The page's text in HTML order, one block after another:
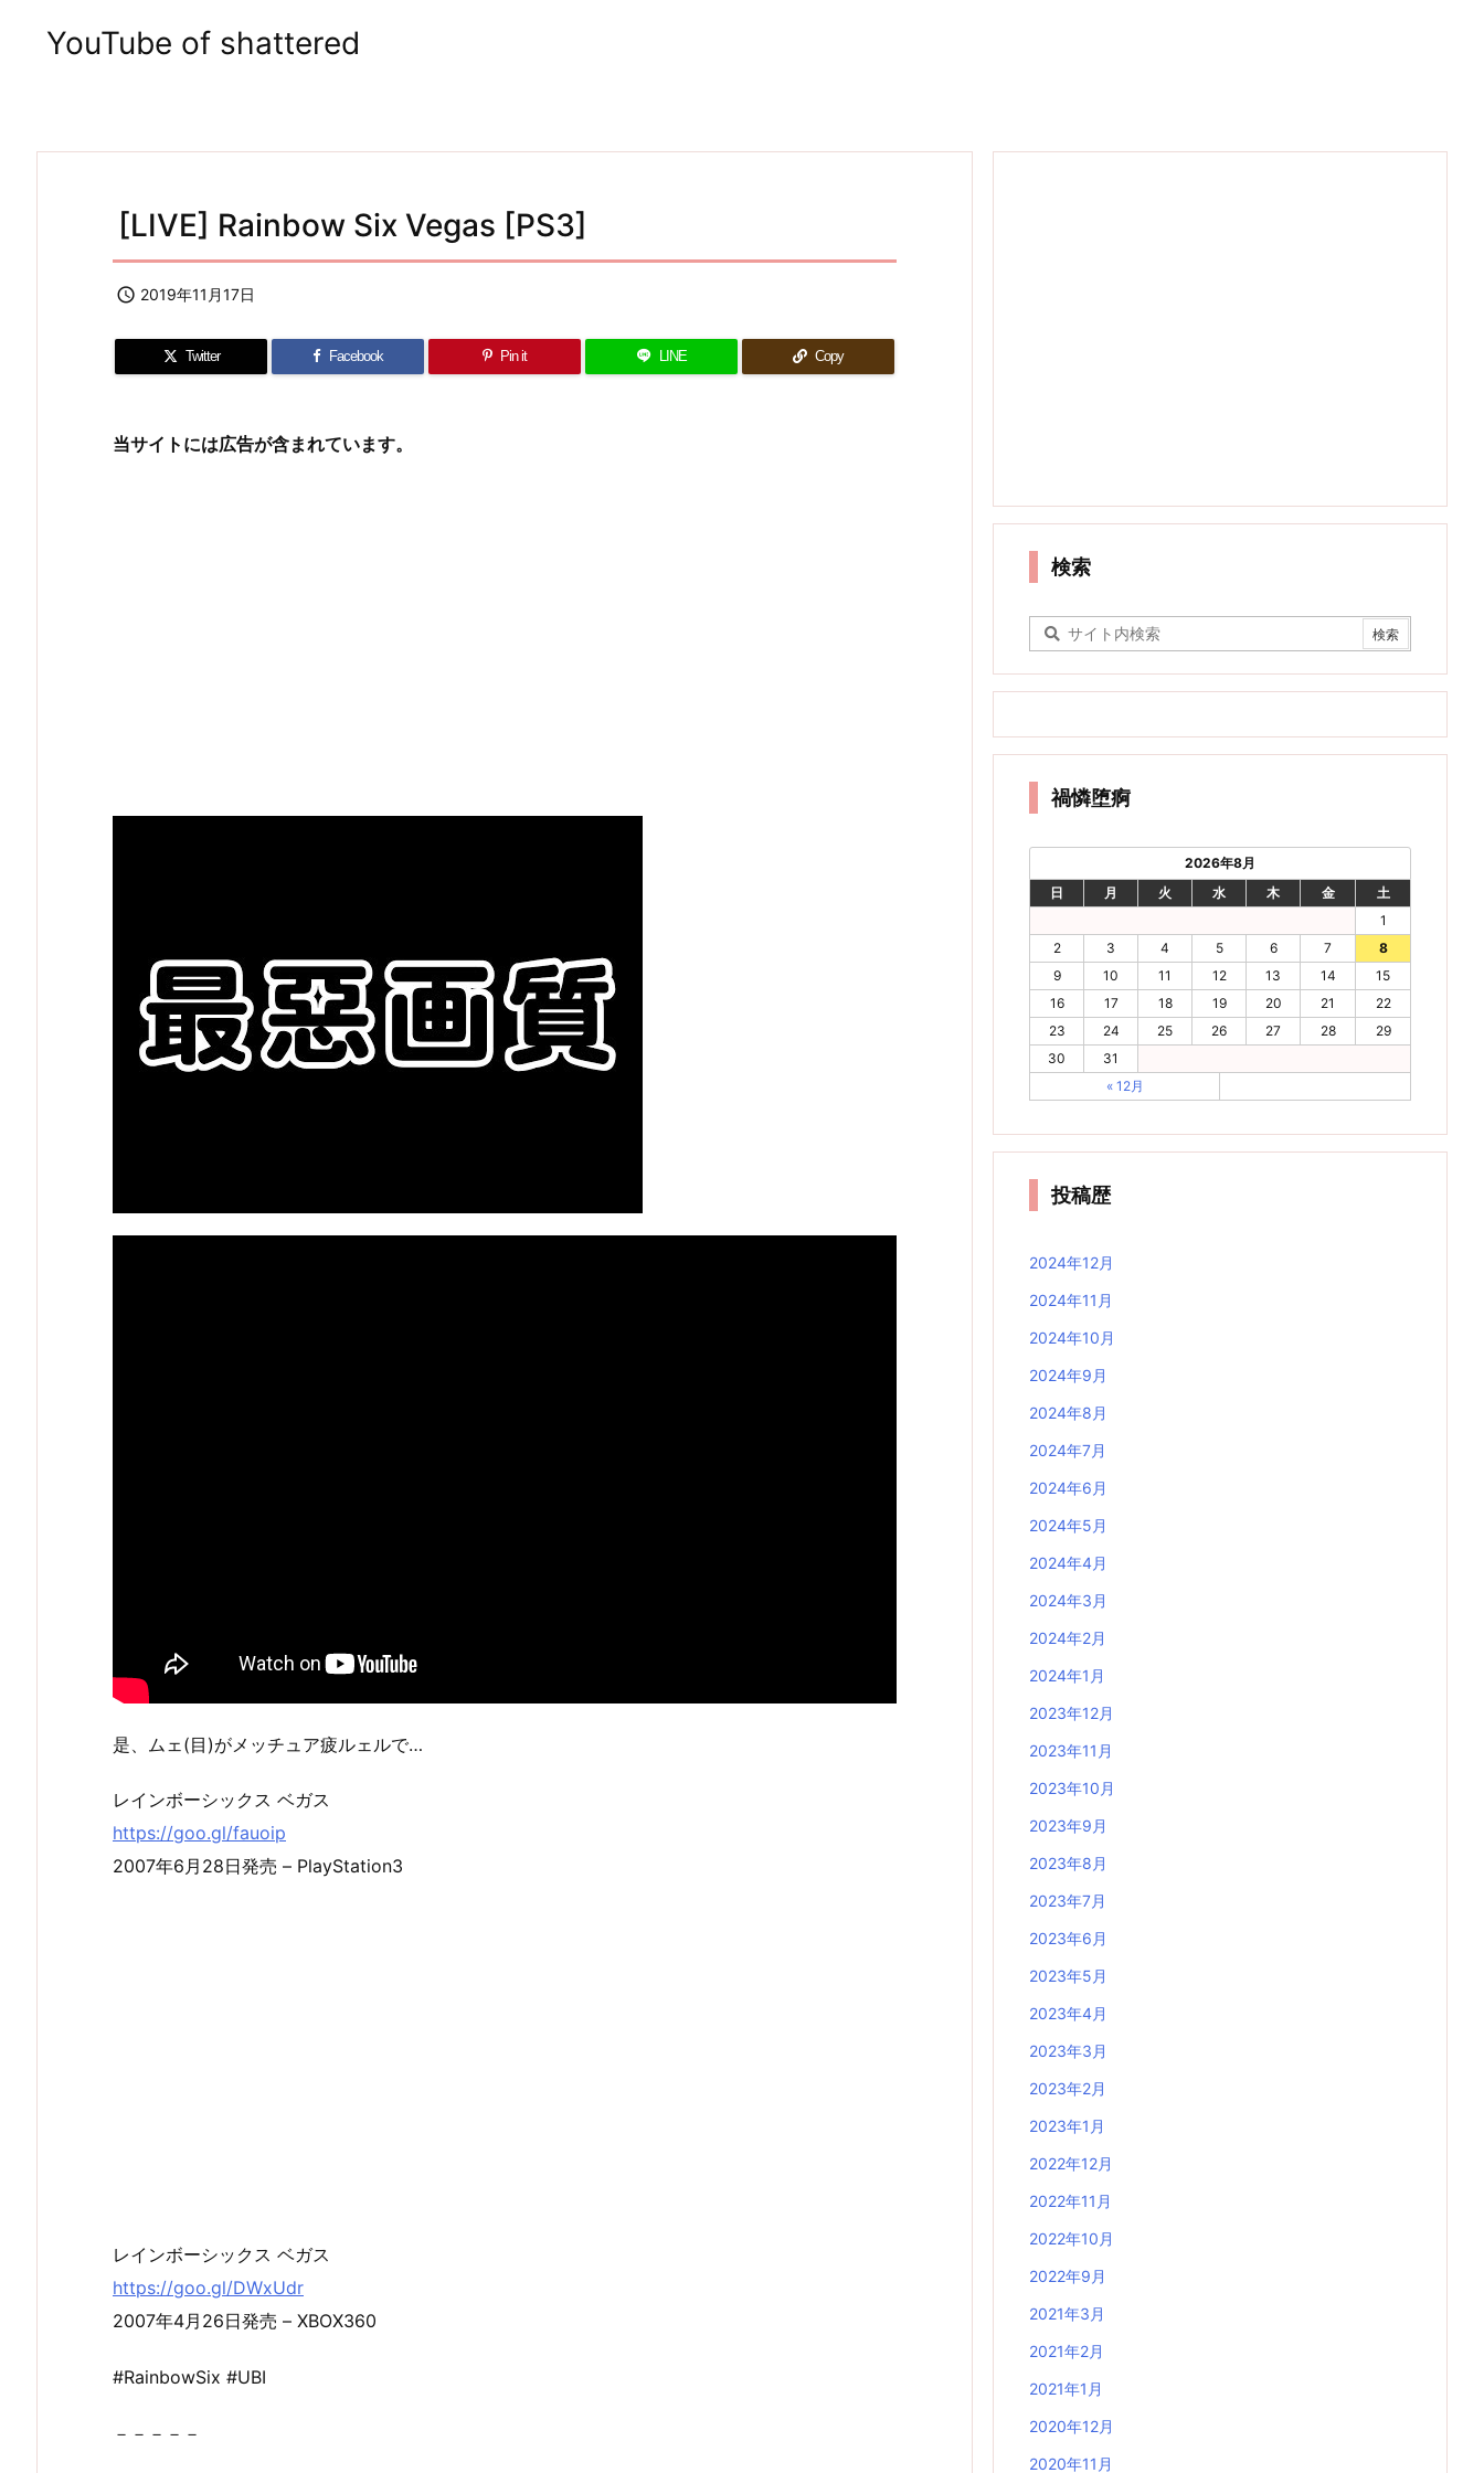
YouTube of shattered
[LIVE] Rainbow Six Vegas [PS3]
 2019年11月17日
Twitter Facebook Pin it LINE Copy
当サイトには広告が含まれています。
是、ムェ(目)がメッチュア疲ルェルで…
レインボーシックス ベガス
https://goo.gl/fauoip
2007年6月28日発売 – PlayStation3
レインボーシックス ベガス
https://goo.gl/DWxUdr
2007年4月26日発売 – XBOX360
#RainbowSix #UBI
－－－－－
検索
禍憐堕痾
2026年8月
日
月 火 水 木 金
土
1
2
3 4 5 6 7
8
9
10 11 12 13 14
15
16
17 18 19 20 21
22
23
24 25 26 27 28
29
30
31
« 12月
投稿歴
2024年12月
2024年11月
2024年10月
2024年9月
2024年8月
2024年7月
2024年6月
2024年5月
2024年4月
2024年3月
2024年2月
2024年1月
2023年12月
2023年11月
2023年10月
2023年9月
2023年8月
2023年7月
2023年6月
2023年5月
2023年4月
2023年3月
2023年2月
2023年1月
2022年12月
2022年11月
2022年10月
2022年9月
2021年3月
2021年2月
2021年1月
2020年12月
2020年11月